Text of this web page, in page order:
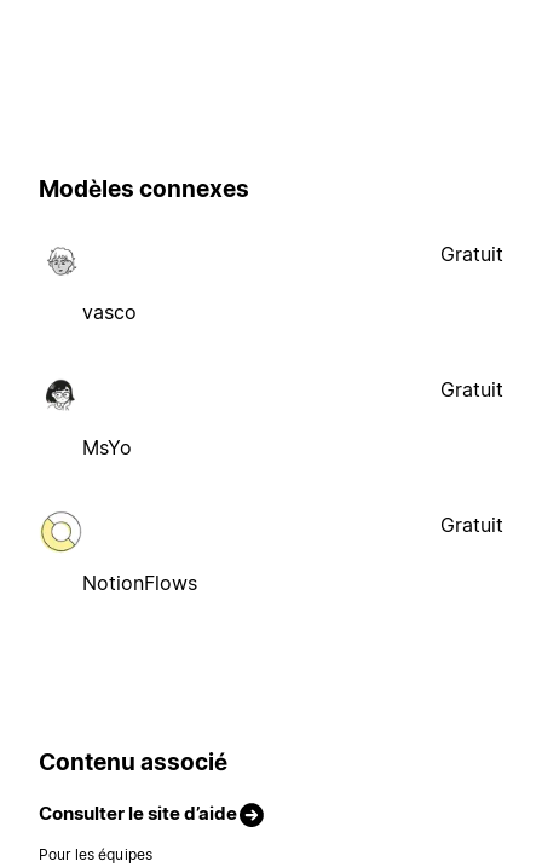
Modèles connexes
vasco
Gratuit
MsYo
Gratuit
NotionFlows
Gratuit
Contenu associé
Consulter le site d’aide
Pour les équipes